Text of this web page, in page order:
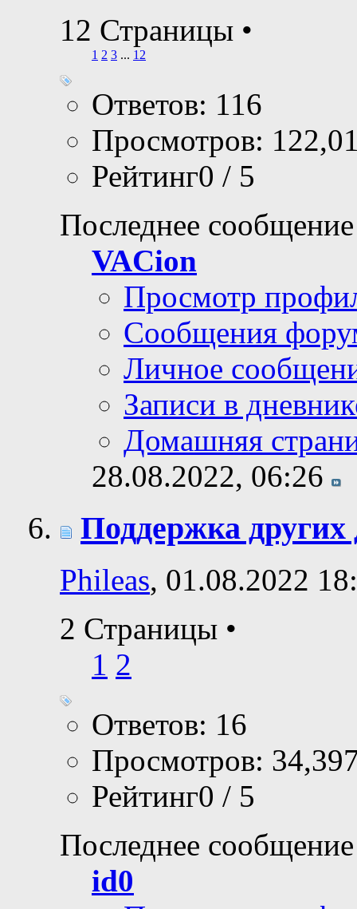
12 Страницы •
1 2 3 ... 12
Ответов: 116
Просмотров:
Рейтинг0 / 5
Последнее
VACion
Просмотр
Сообщения
Личное
Записи в
Домашняя
28.08.2022, 06:26
Поддержка
Phileas, 01.08.2022
2 Страницы •
1 2
Ответов: 16
Просмотров:
Рейтинг0 / 5
Последнее
id0